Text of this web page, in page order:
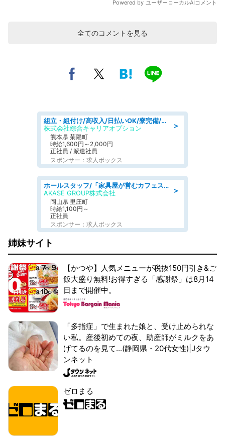
全てのコメントを見る
＞
組立・組付け/高収入/日払いOK/寮完備/交替制/20・30・40代活躍中
株式会社綜合キャリアオプション
熊本県 菊陽町
時給1,600円～2,000円
正社員 / 派遣社員
スポンサー：求人ボックス
＞
ホールスタッフ/「家具屋が営むカフェスタッフ!」週2日～OK!嬉しいまかない付き/岡山県/浅口郡里庄町
AKASE GROUP株式会社
岡山県 里庄町
時給1,100円～
正社員
スポンサー：求人ボックス
姉妹サイト
【かつや】人気メニューが税抜150円引き&ご
飯大盛り無料!お得すぎる「感謝祭」は8月14
日まで開催中。
「多指症」で生まれた娘と、受け止められな
い私。産後初めての夜、助産師がミルクをあ
げてるのを見て...(静岡県・20代女性)|Jタウ
ンネット
ゼロまる